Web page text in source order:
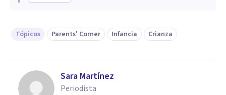
Tópicos Parents' Corner Infancia Crianza
Sara Martínez
Periodista